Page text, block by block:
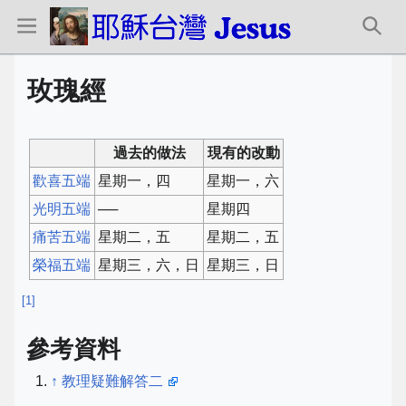
玫瑰經
過去的做法
現有的改動
歡喜五端 星期一，四
星期一，六
光明五端 ──
星期四
痛苦五端 星期二，五
星期二，五
榮福五端 星期三，六，日 星期三，日
[1]
參考資料
↑ 教理疑難解答二